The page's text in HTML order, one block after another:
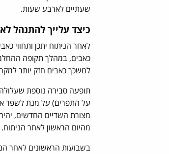
שעתיים לארבע שעות.
כיצד עלייך להתנהל
לאחר הניתוח יתכן ותחווי
כאבים, במהלך תקופה
למשכך כאבים חזק יותר
תופעה סבירה נוספת
על התפרים) על מנת לשפר
מצורת השדיים החדשים,
מהיום הראשון לאחר הניתוח.
בשבועות הראשונים לאחר